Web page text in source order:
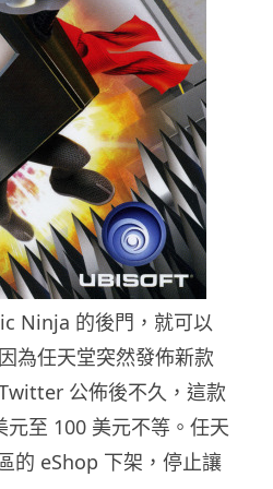
Ninja 的後門，就可以
為任天堂突然發佈新款
公佈後不久，這款
至 100 美元不等。任天
的 eShop 下架，停止讓